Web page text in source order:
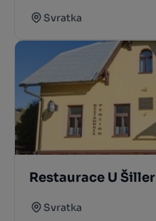
Svratka
Restaurace U
Svratka